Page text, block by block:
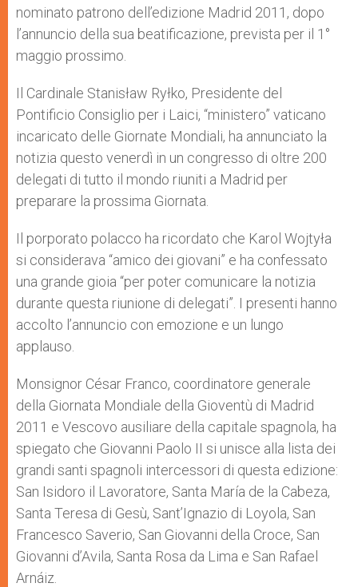
nominato patrono dell’edizione Madrid 2011, dopo
l’annuncio della sua beatificazione, prevista per il 1°
maggio prossimo.
Il Cardinale Stanisław Ryłko, Presidente del
Pontificio Consiglio per i Laici, “ministero” vaticano
incaricato delle Giornate Mondiali, ha annunciato la
notizia questo venerdì in un congresso di oltre 200
delegati di tutto il mondo riuniti a Madrid per
preparare la prossima Giornata.
Il porporato polacco ha ricordato che Karol Wojtyła
si considerava “amico dei giovani” e ha confessato
una grande gioia “per poter comunicare la notizia
durante questa riunione di delegati”. I presenti hanno
accolto l’annuncio con emozione e un lungo
applauso.
Monsignor César Franco, coordinatore generale
della Giornata Mondiale della Gioventù di Madrid
2011 e Vescovo ausiliare della capitale spagnola, ha
spiegato che Giovanni Paolo II si unisce alla lista dei
grandi santi spagnoli intercessori di questa edizione:
San Isidoro il Lavoratore, Santa María de la Cabeza,
Santa Teresa di Gesù, Sant’Ignazio di Loyola, San
Francesco Saverio, San Giovanni della Croce, San
Giovanni d’Avila, Santa Rosa da Lima e San Rafael
Arnáiz.